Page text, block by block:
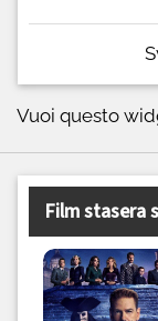
Vuoi questo